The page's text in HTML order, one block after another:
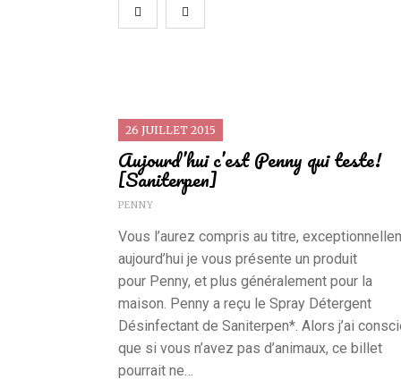
26 JUILLET 2015
Aujourd’hui c’est Penny qui teste!
[Saniterpen]
PENNY
Vous l’aurez compris au titre,
aujourd’hui je vous présente un produit
pour Penny, et plus généralement pour la
maison. Penny a reçu le Spray Détergent
Désinfectant de Saniterpen*. Alors j’ai
que si vous n’avez pas d’animaux, ce billet
pourrait ne…